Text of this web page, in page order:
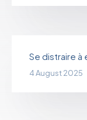
Se distraire à
4 August 2025